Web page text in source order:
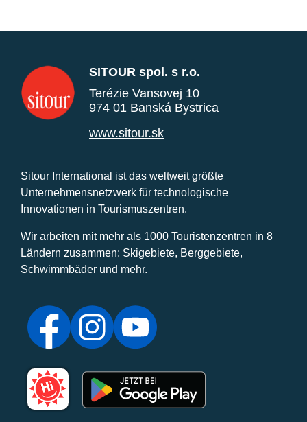
SITOUR spol. s r.o.
Terézie Vansovej 10
974 01 Banská Bystrica
www.sitour.sk
Sitour International ist das weltweit größte
Unternehmensnetzwerk für technologische
Innovationen in Tourismuszentren.
Wir arbeiten mit mehr als 1000 Touristenzentren in 8
Ländern zusammen: Skigebiete, Berggebiete,
Schwimmbäder und mehr.